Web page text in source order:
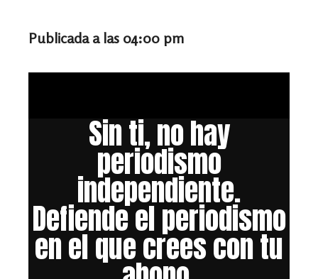
Publicada a las 04:00 pm
Sin ti, no hay
periodismo
independiente.
Defiende el periodismo
en el que crees con tu